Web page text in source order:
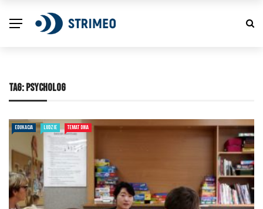
TAG: PSYCHOLOG
EDUKACJA LUDZIE TEMAT DNIA